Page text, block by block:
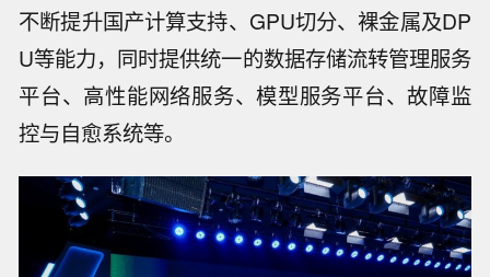
不断提升国产计算支持、GPU切分、裸金属及DP
U等能力，同时提供统一的数据存储流转管理服务
平台、高性能网络服务、模型服务平台、故障监
控与自愈系统等。